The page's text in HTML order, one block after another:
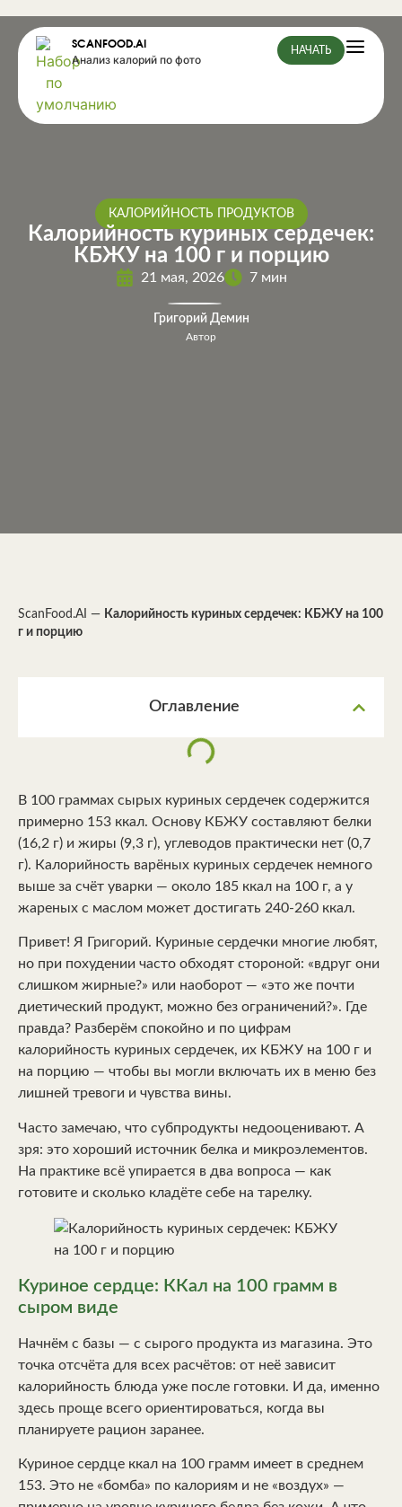
SCANFOOD.AI
Анализ калорий по фото
НАЧАТЬ
КАЛОРИЙНОСТЬ ПРОДУКТОВ
Калорийность куриных сердечек:
КБЖУ на 100 г и порцию
21 мая, 2026 7 мин
Григорий Демин
Автор
ScanFood.AI — Калорийность куриных сердечек: КБЖУ на 100
г и порцию
Оглавление
В 100 граммах сырых куриных сердечек содержится
примерно 153 ккал. Основу КБЖУ составляют белки
(16,2 г) и жиры (9,3 г), углеводов практически нет (0,7
г). Калорийность варёных куриных сердечек немного
выше за счёт уварки — около 185 ккал на 100 г, а у
жареных с маслом может достигать 240-260 ккал.
Привет! Я Григорий. Куриные сердечки многие любят,
но при похудении часто обходят стороной: «вдруг они
слишком жирные?» или наоборот — «это же почти
диетический продукт, можно без ограничений?». Где
правда? Разберём спокойно и по цифрам
калорийность куриных сердечек, их КБЖУ на 100 г и
на порцию — чтобы вы могли включать их в меню без
лишней тревоги и чувства вины.
Часто замечаю, что субпродукты недооценивают. А
зря: это хороший источник белка и микроэлементов.
На практике всё упирается в два вопроса — как
готовите и сколько кладёте себе на тарелку.
Куриное сердце: ККал на 100 грамм в
сыром виде
Начнём с базы — с сырого продукта из магазина. Это
точка отсчёта для всех расчётов: от неё зависит
калорийность блюда уже после готовки. И да, именно
здесь проще всего ориентироваться, когда вы
планируете рацион заранее.
Куриное сердце ккал на 100 грамм имеет в среднем
153. Это не «бомба» по калориям и не «воздух» —